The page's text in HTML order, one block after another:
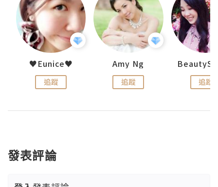
♥Eunice♥
追蹤
Amy Ng
追蹤 追蹤
發表評論